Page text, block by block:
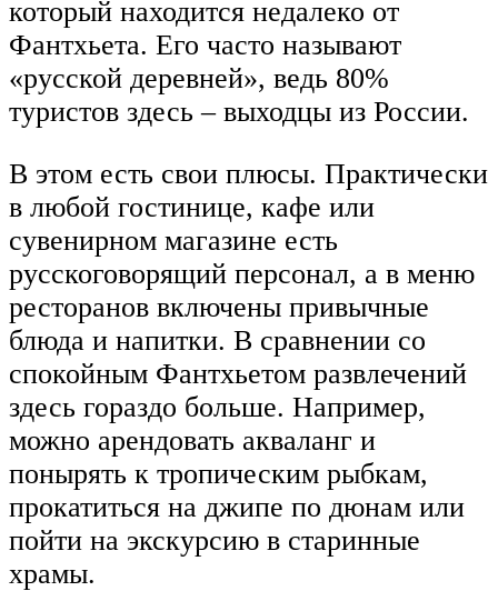
который находится недалеко от
Фантхьета. Его часто называют
«русской деревней», ведь 80%
туристов здесь – выходцы из России.
В этом есть свои плюсы. Практически
в любой гостинице, кафе или
сувенирном магазине есть
русскоговорящий персонал, а в меню
ресторанов включены привычные
блюда и напитки. В сравнении со
спокойным Фантхьетом развлечений
здесь гораздо больше. Например,
можно арендовать акваланг и
понырять к тропическим рыбкам,
прокатиться на джипе по дюнам или
пойти на экскурсию в старинные
храмы.